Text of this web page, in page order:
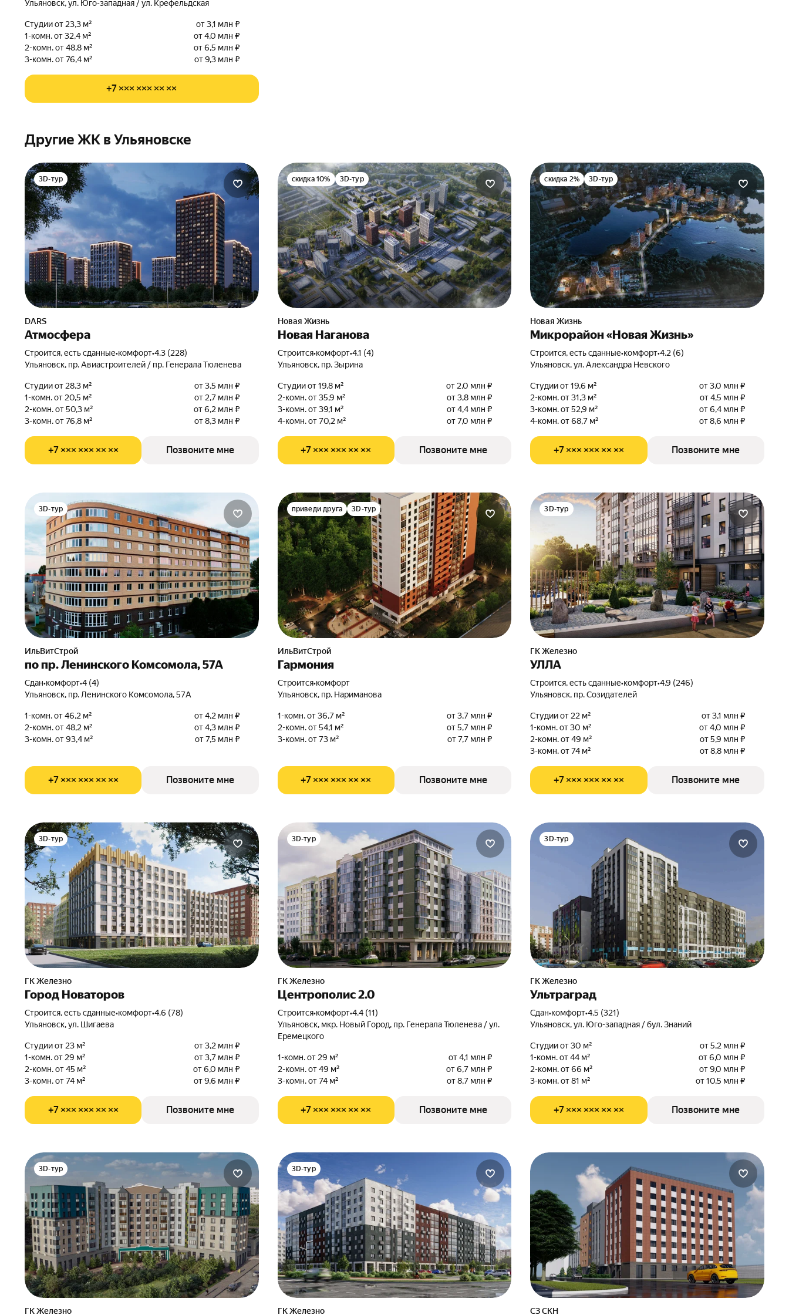
Ульяновск, ул. Юго-западная / ул. Крефельдская
Студии от 23,3 м²
от 3,1 млн ₽
1-комн. от 32,4 м²
от 4,0 млн ₽
2-комн. от 48,8 м²
от 6,5 млн ₽
3-комн. от 76,4 м²
от 9,3 млн ₽
+7 ××× ××× ×× ××
Другие ЖК в Ульяновске
3D-тур
DARS
Атмосфера
Строится, есть сданные•комфорт•4.3 (228)
Ульяновск, пр. Авиастроителей / пр. Генерала Тюленева
Студии от 28,3 м²
от 3,5 млн ₽
1-комн. от 20,5 м²
от 2,7 млн ₽
2-комн. от 50,3 м²
от 6,2 млн ₽
3-комн. от 76,8 м²
от 8,3 млн ₽
+7 ××× ××× ×× ×× Позвоните мне
скидка 10% 3D-тур
Новая Жизнь
Новая Наганова
Строится•комфорт•4.1 (4)
Ульяновск, пр. Зырина
Студии от 19,8 м²
от 2,0 млн ₽
2-комн. от 35,9 м²
от 3,8 млн ₽
3-комн. от 39,1 м²
от 4,4 млн ₽
4-комн. от 70,2 м²
от 7,0 млн ₽
+7 ××× ××× ×× ×× Позвоните мне
скидка 2% 3D-тур
Новая Жизнь
Микрорайон «Новая Жизнь»
Строится, есть сданные•комфорт•4.2 (6)
Ульяновск, ул. Александра Невского
Студии от 19,6 м²
от 3,0 млн ₽
2-комн. от 31,3 м²
от 4,5 млн ₽
3-комн. от 52,9 м²
от 6,4 млн ₽
4-комн. от 68,7 м²
от 8,6 млн ₽
+7 ××× ××× ×× ×× Позвоните мне
3D-тур
ИльВитСтрой
по пр. Ленинского Комсомола, 57А
Сдан•комфорт•4 (4)
Ульяновск, пр. Ленинского Комсомола, 57А
1-комн. от 46,2 м²
от 4,2 млн ₽
2-комн. от 48,2 м²
от 4,3 млн ₽
3-комн. от 93,4 м²
от 7,5 млн ₽
+7 ××× ××× ×× ×× Позвоните мне
приведи друга 3D-тур
ИльВитСтрой
Гармония
Строится•комфорт
Ульяновск, пр. Нариманова
1-комн. от 36,7 м²
от 3,7 млн ₽
2-комн. от 54,1 м²
от 5,7 млн ₽
3-комн. от 73 м²
от 7,7 млн ₽
+7 ××× ××× ×× ×× Позвоните мне
3D-тур
ГК Железно
УЛЛА
Строится, есть сданные•комфорт•4.9 (246)
Ульяновск, пр. Созидателей
Студии от 22 м²
от 3,1 млн ₽
1-комн. от 30 м²
от 4,0 млн ₽
2-комн. от 49 м²
от 5,9 млн ₽
3-комн. от 74 м²
от 8,8 млн ₽
+7 ××× ××× ×× ×× Позвоните мне
3D-тур
ГК Железно
Город Новаторов
Строится, есть сданные•комфорт•4.6 (78)
Ульяновск, ул. Шигаева
Студии от 23 м²
от 3,2 млн ₽
1-комн. от 29 м²
от 3,7 млн ₽
2-комн. от 45 м²
от 6,0 млн ₽
3-комн. от 74 м²
от 9,6 млн ₽
+7 ××× ××× ×× ×× Позвоните мне
3D-тур
ГК Железно
Центрополис 2.0
Строится•комфорт•4.4 (11)
Ульяновск, мкр. Новый Город, пр. Генерала Тюленева / ул.
Еремецкого
1-комн. от 29 м²
от 4,1 млн ₽
2-комн. от 49 м²
от 6,7 млн ₽
3-комн. от 74 м²
от 8,7 млн ₽
+7 ××× ××× ×× ×× Позвоните мне
3D-тур
ГК Железно
Ультраград
Сдан•комфорт•4.5 (321)
Ульяновск, ул. Юго-западная / бул. Знаний
Студии от 30 м²
от 5,2 млн ₽
1-комн. от 44 м²
от 6,0 млн ₽
2-комн. от 66 м²
от 9,0 млн ₽
3-комн. от 81 м²
от 10,5 млн ₽
+7 ××× ××× ×× ×× Позвоните мне
3D-тур
ГК Железно
3D-тур
ГК Железно СЗ СКН